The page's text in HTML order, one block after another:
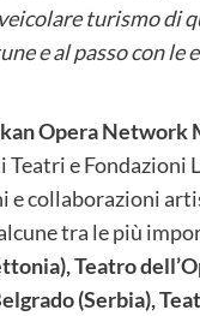
turismo di
e al passo con le
Opera Network
e Fondazioni
e collaborazioni
tra le più
Teatro
(Serbia),